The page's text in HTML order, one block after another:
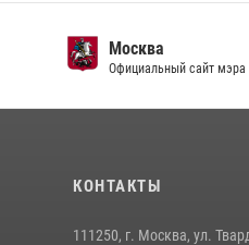
Москва
Официальный сайт мэра
КОНТАКТЫ
111250, г. Москва, ул.